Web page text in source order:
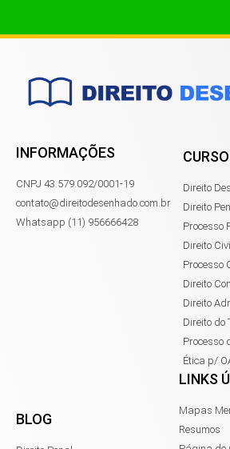
INFORMAÇÕES
CNPJ 43.579.092/0001-19
contato@direitodesenhado.com.br
Whatsapp (11) 956666428
Direito
Direito
Processo
Direito Civil
Processo
Direito
Direito
Direito do
Processo
Ética p/
BLOG
LINKS
Mapas
Resumos